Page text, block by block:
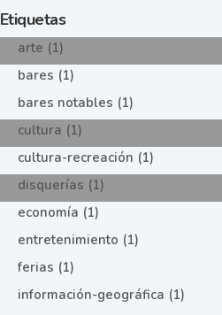
Etiquetas
arte (1)
bares (1)
bares notables (1)
cultura (1)
cultura-recreación (1)
disquerías (1)
economía (1)
entretenimiento (1)
ferias (1)
información-geográfica (1)